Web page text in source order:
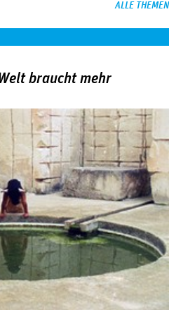
ALLE THEMEN
braucht mehr